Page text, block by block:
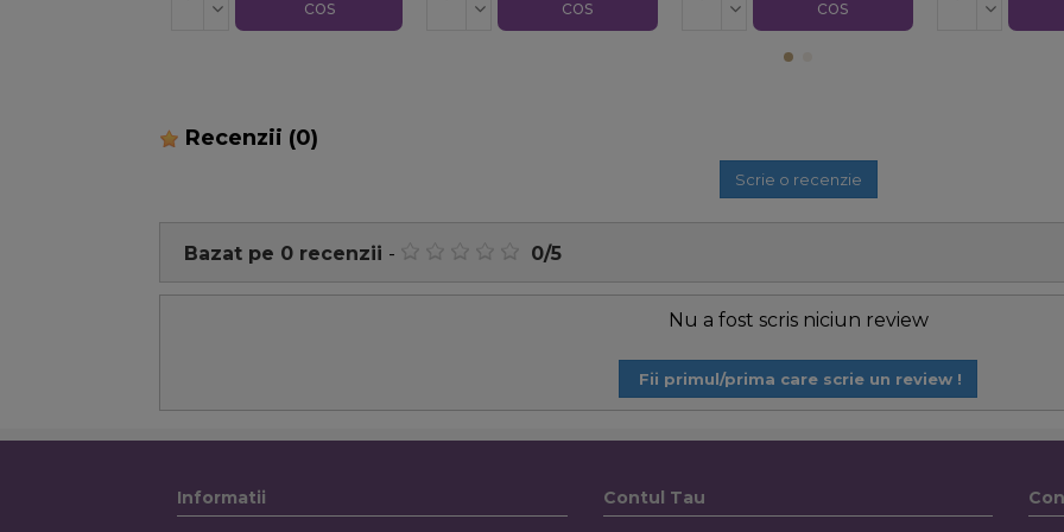
cos
cos
cos
Recenzii (0)
Scrie o recenzie
Bazat pe 0 recenzii - 0/5
Nu a fost scris niciun review
Fii primul/prima care scrie un review !
Informatii Contul Tau